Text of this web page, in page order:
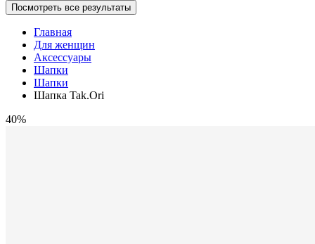
Посмотреть все результаты
Главная
Для женщин
Аксессуары
Шапки
Шапки
Шапка Tak.Ori
40%